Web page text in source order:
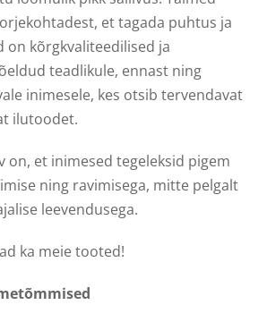
et tagada puhtus ja
on kõrgkvaliteedilised ja
teadlikule, ennast ning
inimesele, kes otsib tervendavat
ilutoodet.
on, et inimesed tegeleksid pigem
ning ravimisega, mitte pelgalt
leevendusega.
ka meie tooted!